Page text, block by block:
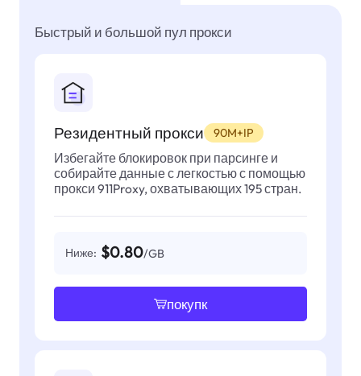
Быстрый и большой пул прокси
Резидентный прокси 90M+IP
Избегайте блокировок при парсинге и
собирайте данные с легкостью с помощью
прокси 911Proxy, охватывающих 195 стран.
Ниже: $0.80/GB
покупк